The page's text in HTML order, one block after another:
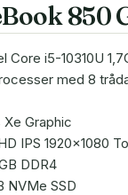
850
Core i5-10310U
med 8
Graphic
IPS 1920x1080
DDR4
NVMe SSD